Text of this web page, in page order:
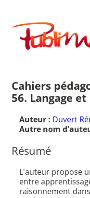
contenu
Publimath
Cahiers
56. Langage
Auteur : Duvert
Autre nom
Résumé
L'auteur propose
entre
raisonnement